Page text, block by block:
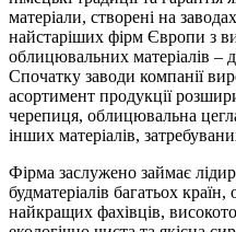
матеріали, створені на
найстаріших фірм Європи з
облицювальних матеріалів –
Спочатку заводи компанії
асортимент продукції
черепиця, облицювальна
інших матеріалів,
Фірма заслужено займає
будматеріалів багатьох країн,
найкращих фахівців,